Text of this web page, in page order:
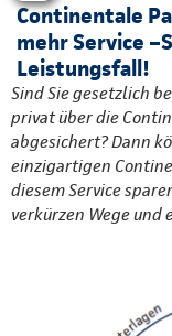
Continentale
mehr Service
Leistungsfall!
Sind Sie gesetzlich
privat über die
abgesichert? Dann
einzigartigen
diesem Service
verkürzen Wege und